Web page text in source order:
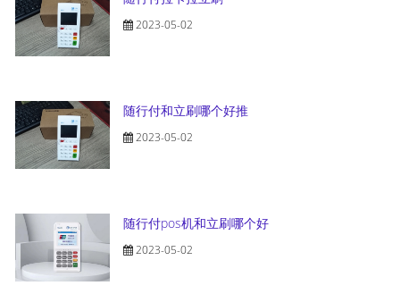
2023-05-02
随行付和立刷哪个好推
2023-05-02
随行付pos机和立刷哪个好
2023-05-02